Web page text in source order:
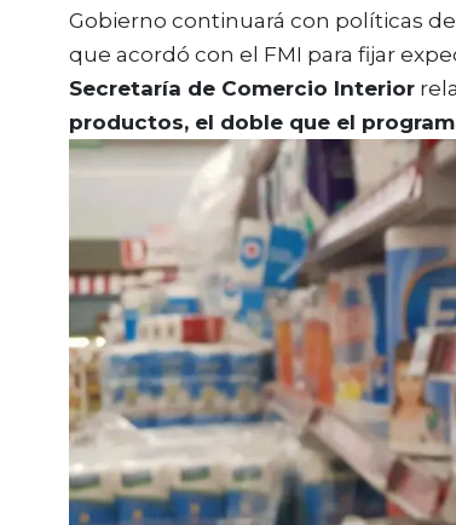
Gobierno continuará con políticas
que acordó con el FMI para fijar
Secretaría de Comercio Interior
productos, el doble que el